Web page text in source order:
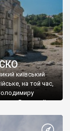
київський
на той час,
Василю ІІ, та
християнином.